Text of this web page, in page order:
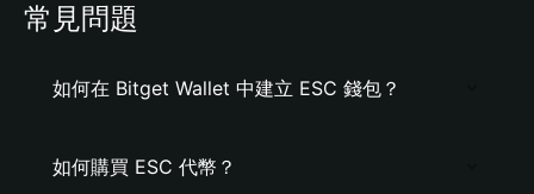
常見問題
如何在 Bitget Wallet 中建立 ESC 錢包？
如何購買 ESC 代幣？